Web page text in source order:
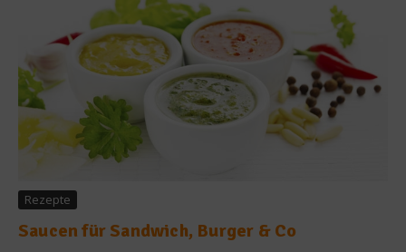
Rezepte
Saucen für Sandwich, Burger & Co